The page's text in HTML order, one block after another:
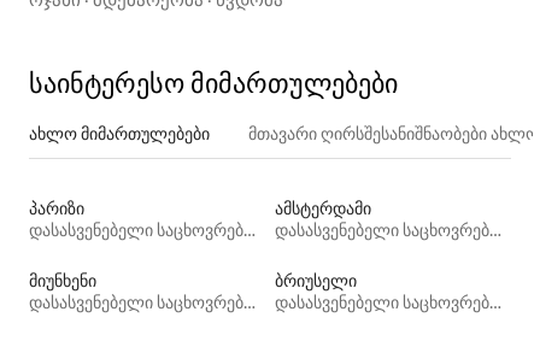
საინტერესო მიმართულებები
ახლო მიმართულებები მთავარი ღირსშესანიშნაობები
პარიზი
დასასვენებელი საცხოვრებლები
ამსტერდამი
დასასვენებელი საცხოვრებლები
მიუნხენი
დასასვენებელი საცხოვრებლები
ბრიუსელი
დასასვენებელი საცხოვრებლები